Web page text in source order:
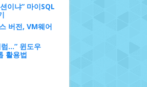
이냐” 마이SQL
버전, VM웨어
…” 윈도우
활용법